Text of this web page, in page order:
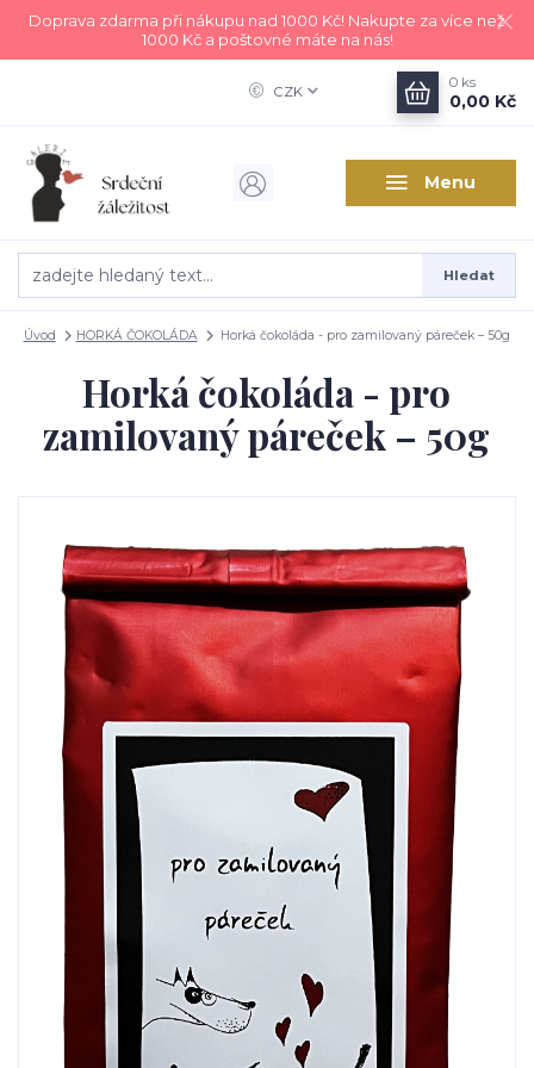
Doprava zdarma při nákupu nad 1000 Kč! Nakupte za více než
1000 Kč a poštovné máte na nás!
Menu
CZK
Hledat
0 ks
0,00 Kč
Úvod HORKÁ ČOKOLÁDA Horká čokoláda - pro zamilovaný páreček – 50g
Horká čokoláda - pro
zamilovaný páreček – 50g